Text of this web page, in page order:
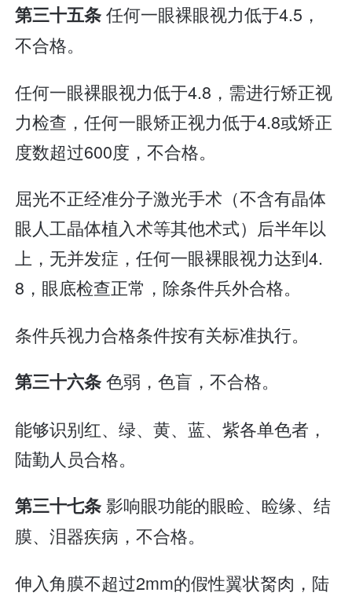
第三十五条任何一眼裸眼视力低于4.5，
不合格。
任何一眼裸眼视力低于4.8，需进行矫正视
力检查，任何一眼矫正视力低于4.8或矫正
度数超过600度，不合格。
屈光不正经准分子激光手术（不含有晶体
眼人工晶体植入术等其他术式）后半年以
上，无并发症，任何一眼裸眼视力达到4.
8，眼底检查正常，除条件兵外合格。
条件兵视力合格条件按有关标准执行。
第三十六条色弱，色盲，不合格。
能够识别红、绿、黄、蓝、紫各单色者，
陆勤人员合格。
第三十七条影响眼功能的眼睑、睑缘、结
膜、泪器疾病，不合格。
伸入角膜不超过2mm的假性翼状胬肉，陆